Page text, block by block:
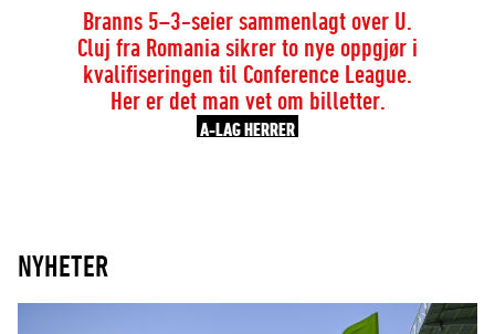
Branns 5–3-seier sammenlagt over U.
Cluj fra Romania sikrer to nye oppgjør i
kvalifiseringen til Conference League.
Her er det man vet om billetter.
A-LAG HERRER
NYHETER